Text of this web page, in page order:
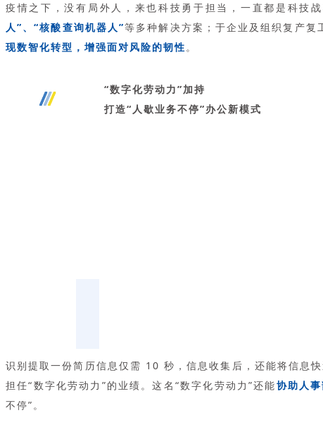
疫情之下，没有局外人，来也科技勇于担当，一直都是科技
人”、“核酸查询机器人”等多种解决方案；于企业及组织复产
现数智化转型，增强面对风险的韧性。
“数字化劳动力”加持
打造“人歇业务不停”办公新模式
识别提取一份简历信息仅需 10 秒，信息收集后，还能将信息
担任“数字化劳动力”的业绩。这名“数字化劳动力”还能协助人
不停”。